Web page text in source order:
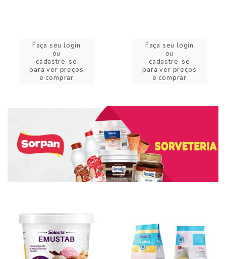
Faça seu login
ou
cadastre-se
para ver preços
e comprar
Faça seu login
ou
cadastre-se
para ver preços
e comprar